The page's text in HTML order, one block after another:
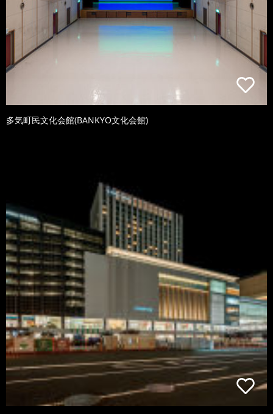
多気町民文化会館(BANKYO文化会館)